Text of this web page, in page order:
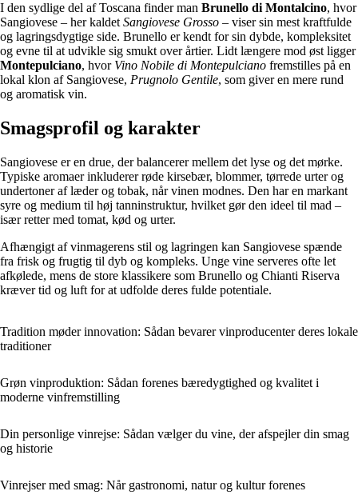
I den sydlige del af Toscana finder man Brunello di Montalcino, hvor
Sangiovese – her kaldetSangiovese Grosso – viser sin mest kraftfulde
og lagringsdygtige side. Brunello er kendt for sin dybde, kompleksitet
og evne til at udvikle sig smukt over årtier. Lidt længere mod øst ligger
Montepulciano, hvor Vino Nobile di Montepulciano fremstilles på en
lokal klon af Sangiovese, Prugnolo Gentile, som giver en mere rund
og aromatisk vin.
Smagsprofil og karakter
Sangiovese er en drue, der balancerer mellem det lyse og det mørke.
Typiske aromaer inkluderer røde kirsebær, blommer, tørrede urter og
undertoner af læder og tobak, når vinen modnes. Den har en markant
syre og medium til høj tanninstruktur, hvilket gør den ideel til mad –
især retter med tomat, kød og urter.
Afhængigt af vinmagerens stil og lagringen kan Sangiovese spænde
fra frisk og frugtig til dyb og kompleks. Unge vine serveres ofte let
afkølede, mens de store klassikere som Brunello og Chianti Riserva
kræver tid og luft for at udfolde deres fulde potentiale.
Tradition møder innovation: Sådan bevarer vinproducenter deres lokale
traditioner
Grøn vinproduktion: Sådan forenes bæredygtighed og kvalitet i
moderne vinfremstilling
Din personlige vinrejse: Sådan vælger du vine, der afspejler din smag
og historie
Vinrejser med smag: Når gastronomi, natur og kultur forenes